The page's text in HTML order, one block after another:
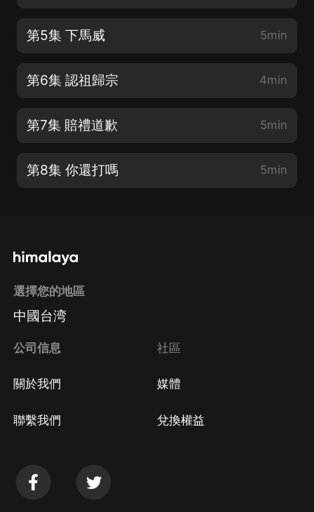
第5集 下馬威 5min
第6集 認祖歸宗 4min
第7集 賠禮道歉 5min
第8集 你還打嗎 5min
選擇您的地區
中國台湾
公司信息
關於我們
聯繫我們
社區
媒體
兌換權益